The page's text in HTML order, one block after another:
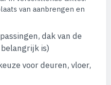
van aanbrengen en
dak van de
is)
voor deuren, vloer,